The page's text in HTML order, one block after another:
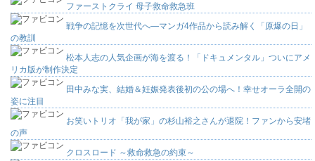
ファーストクライ 母子救命救急班
戦争の記憶を次世代へ―マンガ4作品から読み解く「原爆の日」
の教訓
松本人志の人気企画が海を渡る！「ドキュメンタル」ついにアメ
リカ版が制作決定
田中みな実、結婚＆妊娠発表後初の公の場へ！幸せオーラ全開の
姿に注目
お笑いトリオ「我が家」の杉山裕之さんが退院！ファンから安堵
の声
クロスロード ～救命救急の約束～